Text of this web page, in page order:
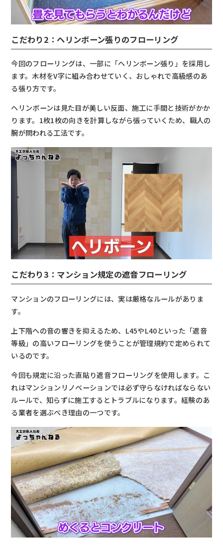
こだわり2：ヘリンボーン張りのフローリング
今回のフローリングは、一部に「ヘリンボーン張り」を採用し
ます。木材をV字に組み合わせていく、おしゃれで高級感のあ
る張り方です。
ヘリンボーンは見た目が美しい反面、施工に手間と技術がかか
ります。1枚1枚の向きを計算しながら張っていくため、職人の
腕が問われる工法です。
こだわり3：マンション規定の遮音フローリング
マンションのフローリングには、実は厳格なルールがありま
す。
上下階への音の響きを抑えるため、L45やL40といった「遮音
等級」の高いフローリングを使うことが管理規約で定められて
いるのです。
今回も規定に沿った直貼り遮音フローリングを使用します。こ
れはマンションリノベーションでは必ず守らなければならない
ルールで、知らずに施工するとトラブルになります。経験のあ
る業者を選ぶべき理由の一つです。